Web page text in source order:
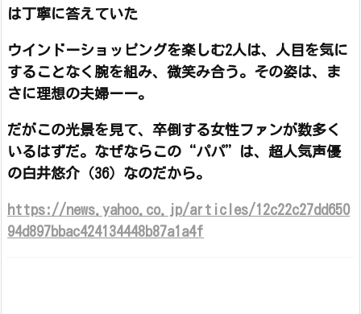
は丁寧に答えていた
ウインドーショッピングを楽しむ2人は、人目を気に
することなく腕を組み、微笑み合う。その姿は、ま
さに理想の夫婦ーー。
だがこの光景を見て、卒倒する女性ファンが数多く
いるはずだ。なぜならこの“パパ”は、超人気声優
の白井悠介（36）なのだから。
https://news.yahoo.co.jp/articles/12c22c27dd650
94d897bbac424134448b87a1a4f